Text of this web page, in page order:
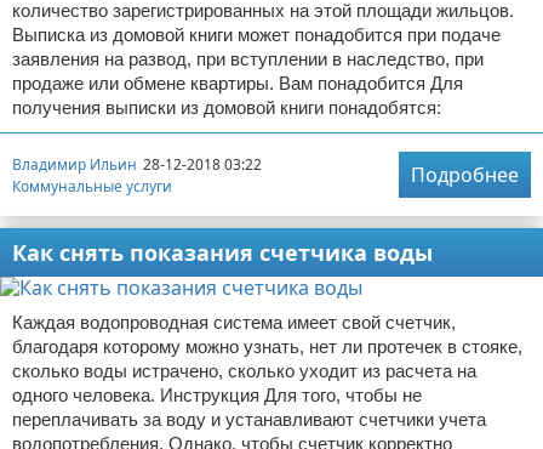
количество зарегистрированных на этой площади жильцов.
Выписка из домовой книги может понадобится при подаче
заявления на развод, при вступлении в наследство, при
продаже или обмене квартиры. Вам понадобится Для
получения выписки из домовой книги понадобятся:
Владимир Ильин 28-12-2018 03:22
Коммунальные услуги
Подробнее
Как снять показания счетчика воды
Каждая водопроводная система имеет свой счетчик,
благодаря которому можно узнать, нет ли протечек в стояке,
сколько воды истрачено, сколько уходит из расчета на
одного человека. Инструкция Для того, чтобы не
переплачивать за воду и устанавливают счетчики учета
водопотребления. Однако, чтобы счетчик корректно